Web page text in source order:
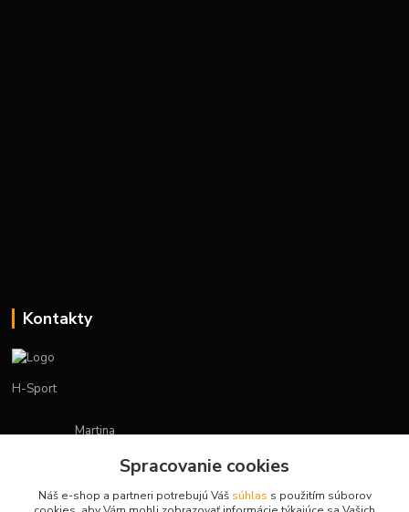
Kontakty
H-Sport
Martina
(Po-Pia, 7-15 hod.)
obchod.hsport@gmail.com
Spracovanie cookies
Náš e-shop a partneri potrebujú Váš súhlas s použitím súborov